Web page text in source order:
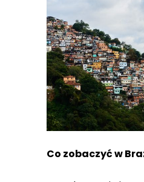
Co zobaczyć w